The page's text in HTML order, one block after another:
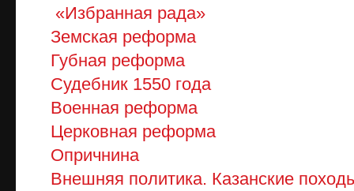
«Избранная рада»
Земская реформа
Губная реформа
Судебник 1550 года
Военная реформа
Церковная реформа
Опричнина
Внешняя политика. Казанские